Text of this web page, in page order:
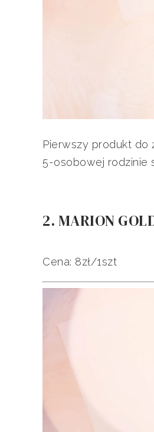
Pierwszy produkt do
5-osobowej rodzinie
2. MARION
Cena: 8zł/1szt